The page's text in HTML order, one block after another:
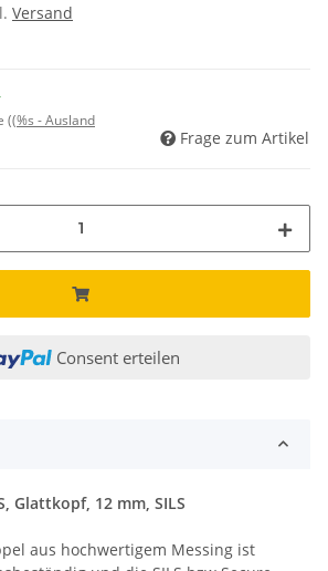
Versand
((%s - Ausland
Frage zum Artikel
Consent erteilen
Glattkopf, 12 mm, SILS
aus hochwertigem Messing ist